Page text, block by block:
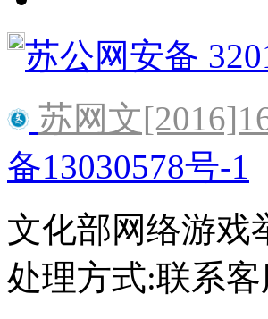
苏公网安备
苏网文
备13030578号-1
文化部网络游戏
处理方式:联系